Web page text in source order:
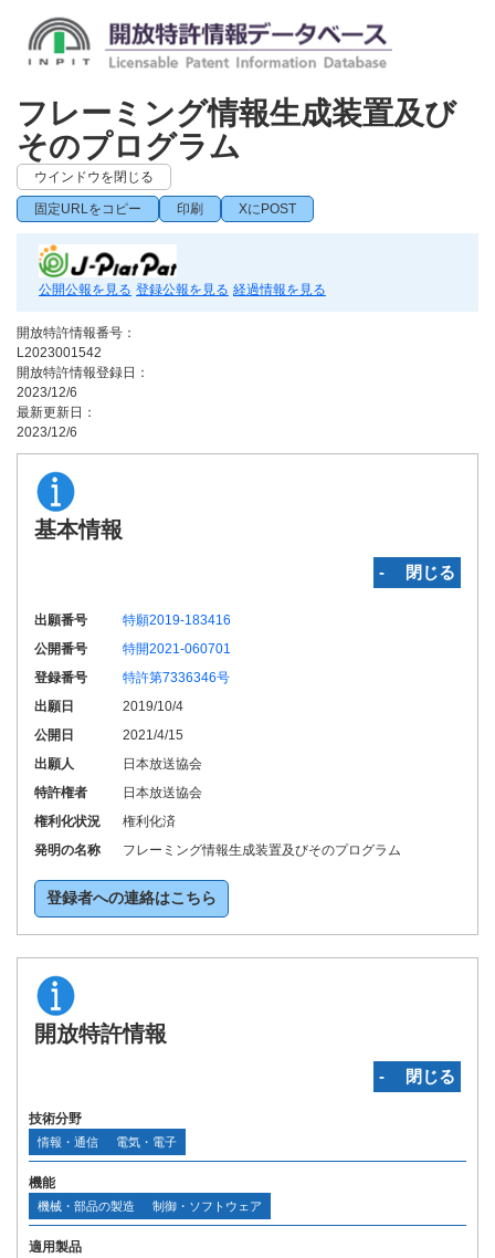
フレーミング情報生成装置及び
そのプログラム
ウインドウを閉じる
固定URLをコピー 印刷 XにPOST
公開公報を見る 登録公報を見る 経過情報を見る
開放特許情報番号：
L2023001542
開放特許情報登録日：
2023/12/6
最新更新日：
2023/12/6
基本情報
‐ 閉じる
出願番号
特願2019-183416
公開番号
特開2021-060701
登録番号
特許第7336346号
出願日
2019/10/4
公開日
2021/4/15
出願人
日本放送協会
特許権者
日本放送協会
権利化状況
権利化済
発明の名称
フレーミング情報生成装置及びそのプログラム
登録者への連絡はこちら
開放特許情報
‐ 閉じる
技術分野
情報・通信 電気・電子
機能
機械・部品の製造 制御・ソフトウェア
適用製品